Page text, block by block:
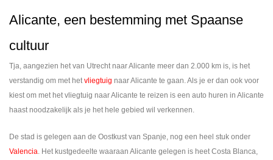
Alicante, een bestemming met Spaanse
cultuur
Tja, aangezien het van Utrecht naar Alicante meer dan 2.000 km is, is het
verstandig om met het vliegtuig naar Alicante te gaan. Als je er dan ook voor
kiest om met het vliegtuig naar Alicante te reizen is een auto huren in Alicante
haast noodzakelijk als je het hele gebied wil verkennen.
De stad is gelegen aan de Oostkust van Spanje, nog een heel stuk onder
Valencia . Het kustgedeelte waaraan Alicante gelegen is heet Costa Blanca,